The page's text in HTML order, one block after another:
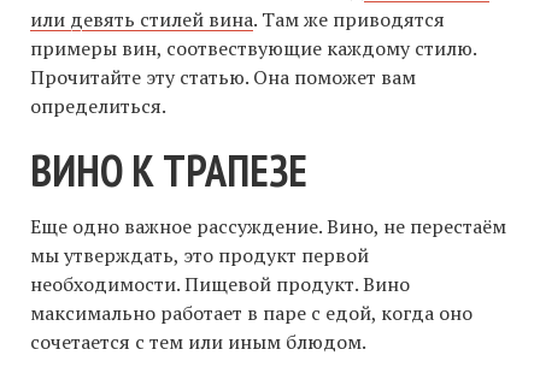
или девять стилей вина. Там же приводятся
примеры вин, соотвествующие каждому стилю.
Прочитайте эту статью. Она поможет вам
определиться.
ВИНО К ТРАПЕЗЕ
Еще одно важное рассуждение. Вино, не перестаём
мы утверждать, это продукт первой
необходимости. Пищевой продукт. Вино
максимально работает в паре с едой, когда оно
сочетается с тем или иным блюдом.